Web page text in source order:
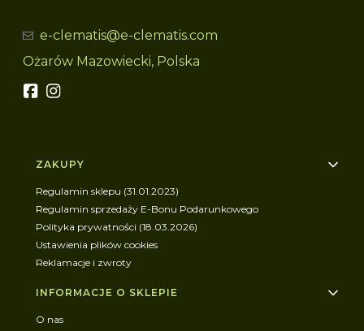
e-clematis@e-clematis.com
Ożarów Mazowiecki, Polska
Linki w stopce
ZAKUPY
Regulamin sklepu (31.01.2023)
Regulamin sprzedaży E-Bonu Podarunkowego
Polityka prywatności (18.03.2026)
Ustawienia plików cookies
Reklamacje i zwroty
INFORMACJE O SKLEPIE
O nas